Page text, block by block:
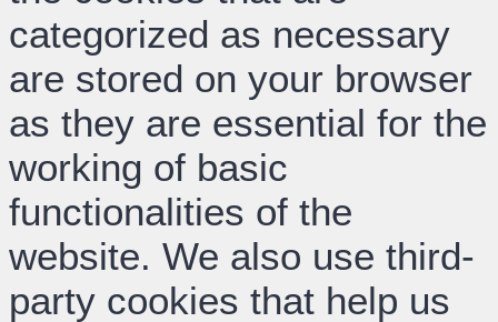
categorized as necessary
are stored on your browser
as they are essential for the
working of basic
functionalities of the
website. We also use third-
party cookies that help us